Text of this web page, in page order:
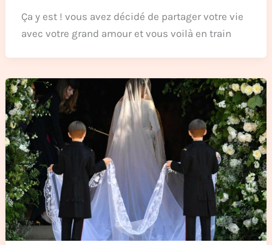
Ça y est ! vous avez décidé de partager votre vie
avec votre grand amour et vous voilà en train